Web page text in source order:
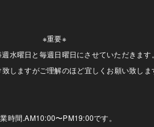
※重要※
水曜日と毎週日曜日にさせていただきます
しますがご理解のほど宜しくお願い致しま
時間.AM10:00〜PM19:00です。